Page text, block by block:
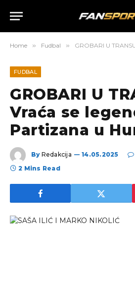
Home » Fudbal » GROBARI U TRANSU!
FUDBAL
GROBARI U
Vraća se
Partizana u
By Redakcija 14.05.2025
2 Mins Read